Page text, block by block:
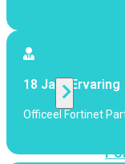
18 Jaar Ervaring
Officeel Fortinet